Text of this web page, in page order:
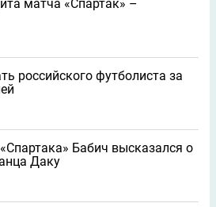
матча «Спартак» –
российского футболиста за
Бабич высказался о
Даку